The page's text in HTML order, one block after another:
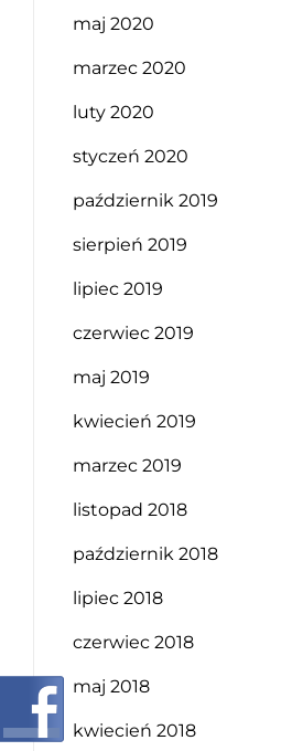
maj 2020
marzec 2020
luty 2020
styczeń 2020
październik 2019
sierpień 2019
lipiec 2019
czerwiec 2019
maj 2019
kwiecień 2019
marzec 2019
listopad 2018
październik 2018
lipiec 2018
czerwiec 2018
maj 2018
kwiecień 2018